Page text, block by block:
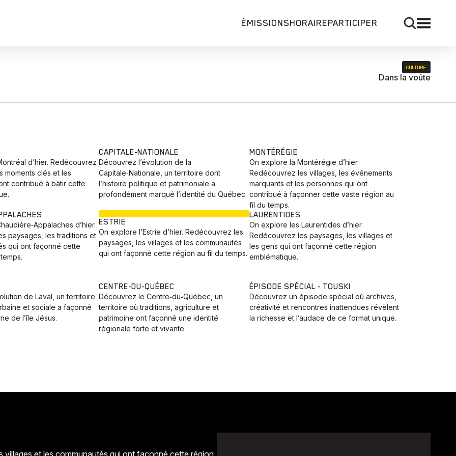
ÉMISSIONSHORAIREPARTICIPER
CULTURE
Dans la voûte
d’hier. Redécouvrez
moments clés et les
contribué à bâtir cette
CAPITALE-NATIONALE
Découvrez l’évolution de la
Capitale‑Nationale, un territoire dont
l’histoire politique et patrimoniale a
profondément marqué l’identité du Québec.
MONTÉRÉGIE
On explore la Montérégie d’hier.
Redécouvrez les villages, les événements
marquants et les personnes qui ont
contribué à façonner cette vaste région au
fil du temps.
d’hier.
paysages, les traditions et
qui ont façonné cette
ESTRIE
On explore l’Estrie d’hier. Redécouvrez les
paysages, les villages et les communautés
qui ont façonné cette région au fil du temps.
LAURENTIDES
On explore les Laurentides d’hier.
Redécouvrez les paysages, les villages et
les gens qui ont façonné cette région
emblématique.
de Laval, un territoire
et sociale a façonné
de l’île Jésus.
CENTRE-DU-QUÉBEC
Découvrez le Centre‑du‑Québec, un
territoire où traditions, agriculture et
patrimoine ont façonné une identité
régionale forte et vivante.
ÉPISODE SPÉCIAL - TOUSKI
Découvrez un épisode spécial où archives,
créativité et rencontres inattendues révèlent
la richesse et l’audace de ce format unique.
villages et les communautés qui ont façonné cette région